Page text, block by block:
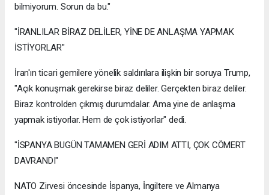
bilmiyorum. Sorun da bu."
"İRANLILAR BİRAZ DELİLER, YİNE DE ANLAŞMA YAPMAK
İSTİYORLAR"
İran'ın ticari gemilere yönelik saldırılara ilişkin bir soruya Trump,
"Açık konuşmak gerekirse biraz deliler. Gerçekten biraz deliler.
Biraz kontrolden çıkmış durumdalar. Ama yine de anlaşma
yapmak istiyorlar. Hem de çok istiyorlar" dedi.
"İSPANYA BUGÜN TAMAMEN GERİ ADIM ATTI, ÇOK CÖMERT
DAVRANDI"
NATO Zirvesi öncesinde İspanya, İngiltere ve Almanya